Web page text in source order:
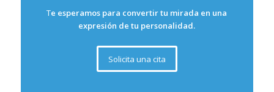
Te esperamos para convertir tu mirada en una
expresión de tu personalidad.
Solicita una cita